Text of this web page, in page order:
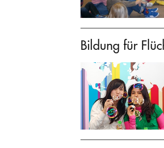
Bildung für